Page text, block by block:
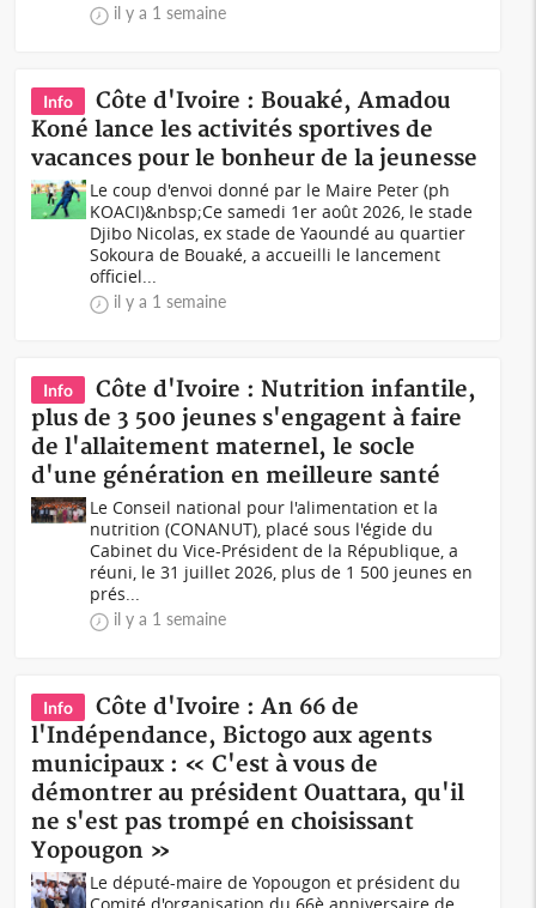
il y a 1 semaine
Info
Côte d'Ivoire : Bouaké, Amadou
Koné lance les activités sportives de
vacances pour le bonheur de la jeunesse
Le coup d'envoi donné par le Maire Peter (ph
KOACI)&nbsp;Ce samedi 1er août 2026, le stade
Djibo Nicolas, ex stade de Yaoundé au quartier
Sokoura de Bouaké, a accueilli le lancement
officiel...
il y a 1 semaine
Info
Côte d'Ivoire : Nutrition infantile,
plus de 3 500 jeunes s'engagent à faire
de l'allaitement maternel, le socle
d'une génération en meilleure santé
Le Conseil national pour l'alimentation et la
nutrition (CONANUT), placé sous l'égide du
Cabinet du Vice-Président de la République, a
réuni, le 31 juillet 2026, plus de 1 500 jeunes en
prés...
il y a 1 semaine
Info
Côte d'Ivoire : An 66 de
l'Indépendance, Bictogo aux agents
municipaux : « C'est à vous de
démontrer au président Ouattara, qu'il
ne s'est pas trompé en choisissant
Yopougon »
Le député-maire de Yopougon et président du